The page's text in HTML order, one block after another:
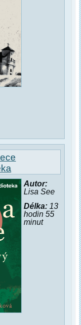
Autor:
Lisa See
Délka:13
hodin 55
minut